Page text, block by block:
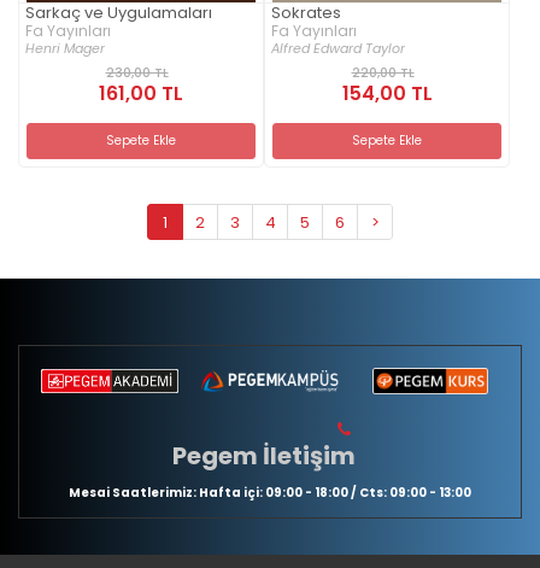
Sarkaç ve Uygulamaları
Fa Yayınları
Henri Mager
230,00 TL
161,00 TL
Sepete Ekle
Sokrates
Fa Yayınları
Alfred Edward Taylor
220,00 TL
154,00 TL
Sepete Ekle
1 2 3 4 5 6 >
Pegem İletişim
Mesai Saatlerimiz: Hafta içi: 09:00 - 18:00 / Cts: 09:00 - 13:00